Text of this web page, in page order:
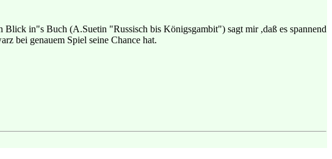
in"s Buch (A.Suetin "Russisch bis Königsgambit") sagt mir ,daß es spannend
bei genauem Spiel seine Chance hat.